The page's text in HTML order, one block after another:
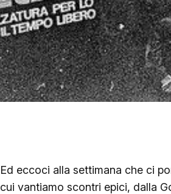
Ed eccoci alla settimana che ci
cui vantiamo scontri epici, dalla